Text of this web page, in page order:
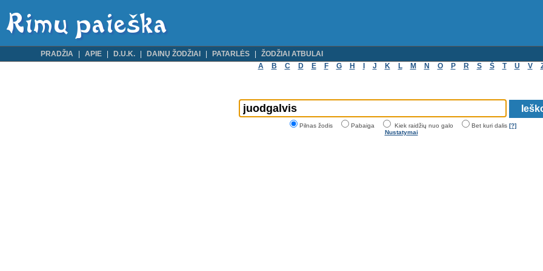
PRADŽIA APIE D.U.K. DAINŲ ŽODŽIAI PATARLĖS
ŽODŽIAI ATBULAI
A
B C D E F G H J K L M N O P R S Š T U V
Pilnas žodis Pabaiga Kiek raidžių nuo galo Bet kuri dalis [?]
Nustatymai